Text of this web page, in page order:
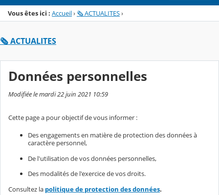
Vous êtes ici : Accueil›🗞️ ACTUALITES›
🗞️ ACTUALITES
Données personnelles
Modifiée le mardi 22 juin 2021 10:59
Cette page a pour objectif de vous informer :
Des engagements en matière de protection des données à
caractère personnel,
De l'utilisation de vos données personnelles,
Des modalités de l'exercice de vos droits.
Consultez la politique de protection des données.